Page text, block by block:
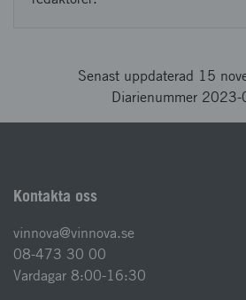
Senast uppdaterad 15
Diarienummer
Kontakta oss
vinnova@vinnova.se
08-473 30 00
Vardagar 8:00-16:30